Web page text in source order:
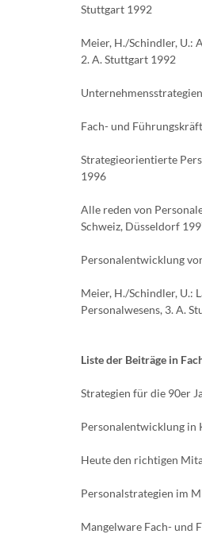
Stuttgart 1992
Meier, H./Schindler, U.:
2. A. Stuttgart 1992
Fach- und
Strategieorientierte
1996
Alle reden von
Schweiz, Düsseldorf
Personalentwicklung
Meier, H./Schindler, U.:
Personalwesens, 3. A.
Liste der Beiträge in
Strategien für die 90er
Personalentwicklung in
Heute den richtigen
Personalstrategien im
Mangelware Fach- und